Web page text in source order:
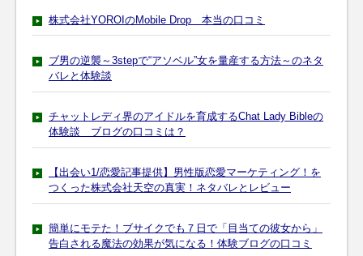
株式会社YOROIのMobile Drop 本当の口コミ
ブ男の逆襲～3stepで“アソベル”女を量産する方法～のネタ
バレと体験談
チャットレディ界のアイドルを育成するChat Lady Bibleの
体験談 ブログの口コミは？
【出会い1/恋愛記事提供】男性版恋愛マーケティング！を
つくった株式会社天空の真実！ネタバレとレビュー
簡単にモテた！ブサイクでも７日で「目当ての彼女から」
告白される魔法の効果が気になる！体験ブログの口コミ